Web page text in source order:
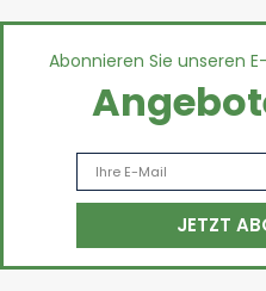
Abonnieren Sie unseren